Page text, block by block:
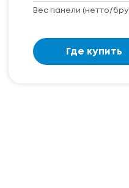
Вес панели (нетто/
Где купить